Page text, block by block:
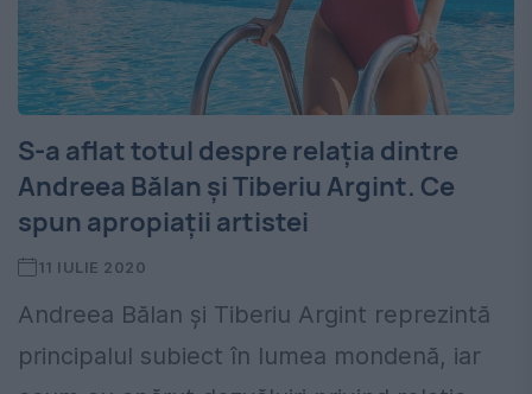
S-a aflat totul despre relația dintre
Andreea Bălan și Tiberiu Argint. Ce
spun apropiații artistei
11 IULIE 2020
Andreea Bălan și Tiberiu Argint reprezintă
principalul subiect în lumea mondenă, iar